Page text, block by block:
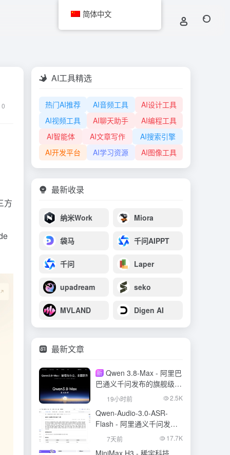
0
方
AI工具精选
热门AI推荐 AI音频工具
AI设计工具
AI视频工具
AI聊天助手
AI编程工具
AI智能体
AI文章写作
AI搜索引擎
AI开发平台
AI学习资源 AI图像工具
最新收录
纳米Work Miora
袋马 千问AIPPT
千问 Laper
upadream seko
MVLAND Digen AI
最新文章
新 Qwen 3.8-Max - 阿里巴
巴通义千问发布的旗舰级大
模型19小时前 2.5K
Qwen-Audio-3.0-ASR-
Flash - 阿里通义千问发布
的语音识别大模型
7天前 17.7K
MiniMax H3 - 稀宇科技
简体中文